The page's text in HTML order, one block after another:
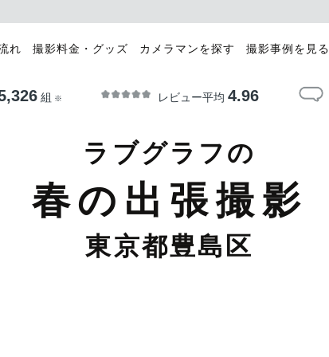
れ 撮影料金・グッズ カメラマンを探す 撮影事例を見る
組 ※ レビュー平均 4.96
ラブグラフの
春の出張撮影
東京都豊島区